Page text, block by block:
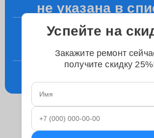
не указана в
+7 (863) 276-
Уточните у менеджера по
Успейте на
Закажите ремонт
получите скидку